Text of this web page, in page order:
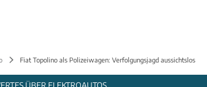
Fiat Topolino als Polizeiwagen: Verfolgungsjagd aussichtslos
ÜBER ELEKTROAUTOS